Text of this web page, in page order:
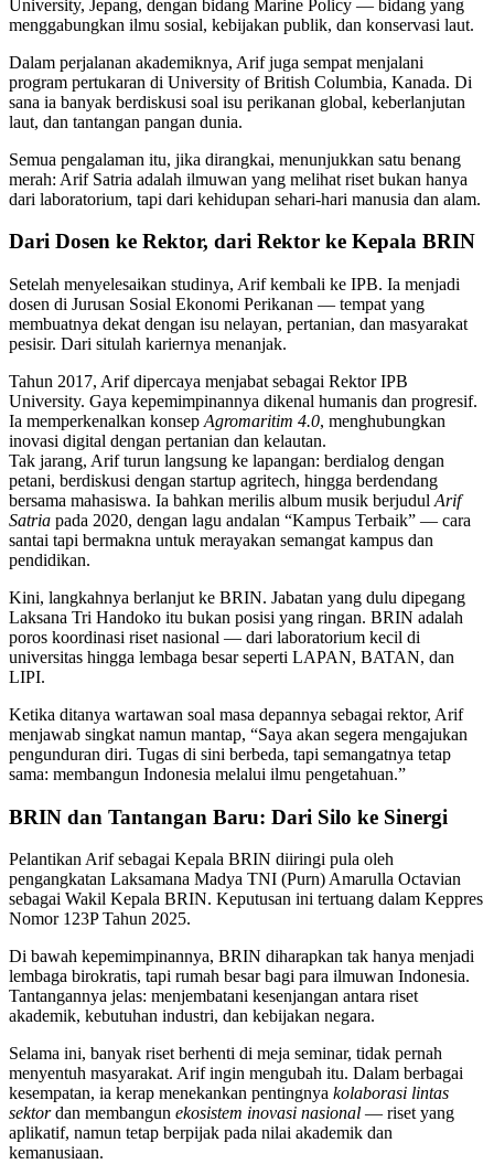
University, Jepang, dengan bidang Marine Policy — bidang yang
menggabungkan ilmu sosial, kebijakan publik, dan konservasi laut.
Dalam perjalanan akademiknya, Arif juga sempat menjalani
program pertukaran di University of British Columbia, Kanada. Di
sana ia banyak berdiskusi soal isu perikanan global, keberlanjutan
laut, dan tantangan pangan dunia.
Semua pengalaman itu, jika dirangkai, menunjukkan satu benang
merah: Arif Satria adalah ilmuwan yang melihat riset bukan hanya
dari laboratorium, tapi dari kehidupan sehari-hari manusia dan alam.
Dari Dosen ke Rektor, dari Rektor ke Kepala BRIN
Setelah menyelesaikan studinya, Arif kembali ke IPB. Ia menjadi
dosen di Jurusan Sosial Ekonomi Perikanan — tempat yang
membuatnya dekat dengan isu nelayan, pertanian, dan masyarakat
pesisir. Dari situlah kariernya menanjak.
Tahun 2017, Arif dipercaya menjabat sebagai Rektor IPB
University. Gaya kepemimpinannya dikenal humanis dan progresif.
Ia memperkenalkan konsep Agromaritim 4.0, menghubungkan
inovasi digital dengan pertanian dan kelautan.
Tak jarang, Arif turun langsung ke lapangan: berdialog dengan
petani, berdiskusi dengan startup agritech, hingga berdendang
bersama mahasiswa. Ia bahkan merilis album musik berjudul Arif
Satria pada 2020, dengan lagu andalan “Kampus Terbaik” — cara
santai tapi bermakna untuk merayakan semangat kampus dan
pendidikan.
Kini, langkahnya berlanjut ke BRIN. Jabatan yang dulu dipegang
Laksana Tri Handoko itu bukan posisi yang ringan. BRIN adalah
poros koordinasi riset nasional — dari laboratorium kecil di
universitas hingga lembaga besar seperti LAPAN, BATAN, dan
LIPI.
Ketika ditanya wartawan soal masa depannya sebagai rektor, Arif
menjawab singkat namun mantap, “Saya akan segera mengajukan
pengunduran diri. Tugas di sini berbeda, tapi semangatnya tetap
sama: membangun Indonesia melalui ilmu pengetahuan.”
BRIN dan Tantangan Baru: Dari Silo ke Sinergi
Pelantikan Arif sebagai Kepala BRIN diiringi pula oleh
pengangkatan Laksamana Madya TNI (Purn) Amarulla Octavian
sebagai Wakil Kepala BRIN. Keputusan ini tertuang dalam Keppres
Nomor 123P Tahun 2025.
Di bawah kepemimpinannya, BRIN diharapkan tak hanya menjadi
lembaga birokratis, tapi rumah besar bagi para ilmuwan Indonesia.
Tantangannya jelas: menjembatani kesenjangan antara riset
akademik, kebutuhan industri, dan kebijakan negara.
Selama ini, banyak riset berhenti di meja seminar, tidak pernah
menyentuh masyarakat. Arif ingin mengubah itu. Dalam berbagai
kesempatan, ia kerap menekankan pentingnya kolaborasi lintas
sektordan membangun ekosistem inovasi nasional — riset yang
aplikatif, namun tetap berpijak pada nilai akademik dan
kemanusiaan.